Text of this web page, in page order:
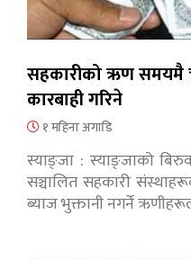
सहकारीको ऋण समयमै
कारबाही गरिने
१ महिना अगाडि
स्याङ्जा : स्याङ्जाको
सञ्चालित सहकारी
ब्याज भुक्तानी नगर्ने